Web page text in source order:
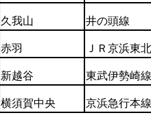
久我山 井の頭線
赤羽 ＪＲ京浜東
新越谷 東武伊勢崎線
横須賀中央 京浜急行本線